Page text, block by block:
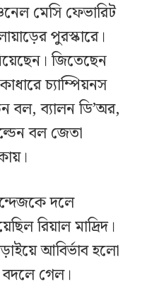
মেসি ফেভারিট
পুরস্কারে।
জিতেছেন
চ্যাম্পিয়নস
বল, ব্যালন ডি’অর,
বল জেতা
দলে
রিয়াল মাদ্রিদ।
আবির্ভাব হলো
বদলে গেল।